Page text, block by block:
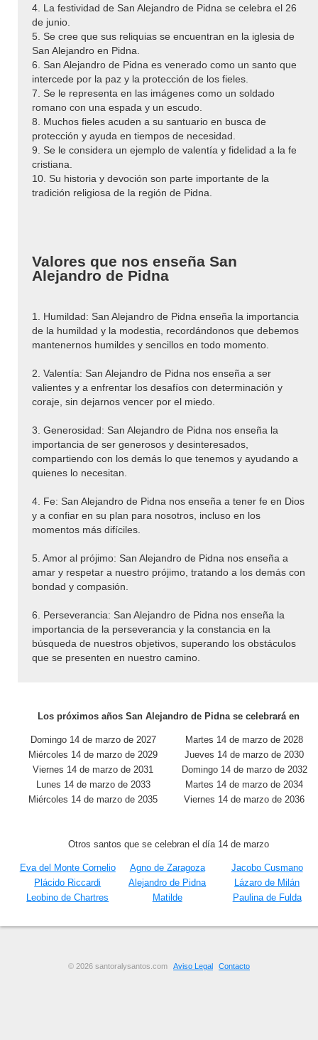
4. La festividad de San Alejandro de Pidna se celebra el 26
de junio.
5. Se cree que sus reliquias se encuentran en la iglesia de
San Alejandro en Pidna.
6. San Alejandro de Pidna es venerado como un santo que
intercede por la paz y la protección de los fieles.
7. Se le representa en las imágenes como un soldado
romano con una espada y un escudo.
8. Muchos fieles acuden a su santuario en busca de
protección y ayuda en tiempos de necesidad.
9. Se le considera un ejemplo de valentía y fidelidad a la fe
cristiana.
10. Su historia y devoción son parte importante de la
tradición religiosa de la región de Pidna.
Valores que nos enseña San
Alejandro de Pidna
1. Humildad: San Alejandro de Pidna enseña la importancia
de la humildad y la modestia, recordándonos que debemos
mantenernos humildes y sencillos en todo momento.
2. Valentía: San Alejandro de Pidna nos enseña a ser
valientes y a enfrentar los desafíos con determinación y
coraje, sin dejarnos vencer por el miedo.
3. Generosidad: San Alejandro de Pidna nos enseña la
importancia de ser generosos y desinteresados,
compartiendo con los demás lo que tenemos y ayudando a
quienes lo necesitan.
4. Fe: San Alejandro de Pidna nos enseña a tener fe en Dios
y a confiar en su plan para nosotros, incluso en los
momentos más difíciles.
5. Amor al prójimo: San Alejandro de Pidna nos enseña a
amar y respetar a nuestro prójimo, tratando a los demás con
bondad y compasión.
6. Perseverancia: San Alejandro de Pidna nos enseña la
importancia de la perseverancia y la constancia en la
búsqueda de nuestros objetivos, superando los obstáculos
que se presenten en nuestro camino.
Los próximos años San Alejandro de Pidna se celebrará en
Domingo 14 de marzo de 2027
Martes 14 de marzo de 2028
Miércoles 14 de marzo de 2029
Jueves 14 de marzo de 2030
Viernes 14 de marzo de 2031
Domingo 14 de marzo de 2032
Lunes 14 de marzo de 2033
Martes 14 de marzo de 2034
Miércoles 14 de marzo de 2035
Viernes 14 de marzo de 2036
Otros santos que se celebran el día 14 de marzo
Eva del Monte Cornelio Agno de Zaragoza
Jacobo Cusmano
Plácido Riccardi
Alejandro de Pidna
Lázaro de Milán
Leobino de Chartres
Matilde Paulina de Fulda
© 2026 santoralysantos.com Aviso Legal Contacto